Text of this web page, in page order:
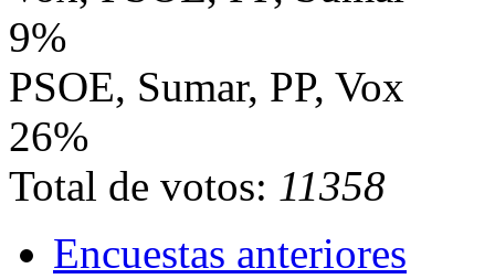
9%
PSOE, Sumar, PP, Vox
26%
Total de votos: 11358
Encuestas anteriores